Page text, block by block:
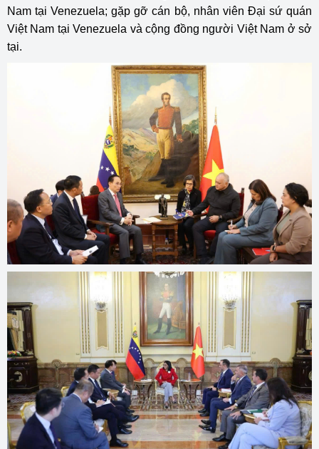
Nam tại Venezuela; gặp gỡ cán bộ, nhân viên Đại sứ quán
Việt Nam tại Venezuela và cộng đồng người Việt Nam ở sở
tại.